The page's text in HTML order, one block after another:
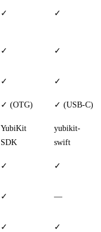
✓ ✓
✓ ✓
✓ ✓
✓ (OTG) ✓ (USB-C)
YubiKit
SDK
yubikit-
swift
✓ ✓
✓ —
✓ ✓